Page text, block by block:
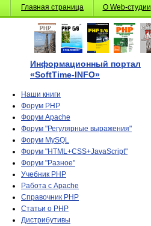
Главная страница О Web-студии
Информационный портал
«SoftTime-INFO»
Наши книги
Форум PHP
Форум Apache
Форум "Регулярные выражения"
Форум MySQL
Форум "HTML+CSS+JavaScript"
Форум "Разное"
Учебник PHP
Работа с Apache
Справочник PHP
Статьи о PHP
Дистрибутивы